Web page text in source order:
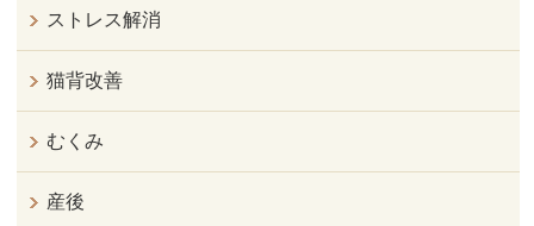
ストレス解消
猫背改善
むくみ
産後